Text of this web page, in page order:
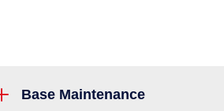
Base Maintenance